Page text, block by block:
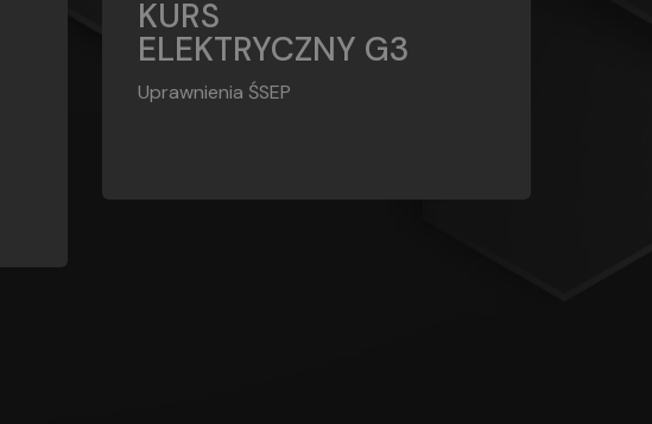
KURS
ELEKTRYCZNY G3
Uprawnienia ŚSEP